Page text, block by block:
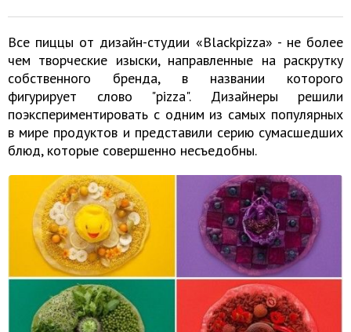
Все пиццы от дизайн-студии «Blackpizza» - не более
чем творческие изыски, направленные на раскрутку
собственного бренда, в названии которого
фигурирует слово "pizza". Дизайнеры решили
поэкспериментировать с одним из самых популярных
в мире продуктов и представили серию сумасшедших
блюд, которые совершенно несъедобны.